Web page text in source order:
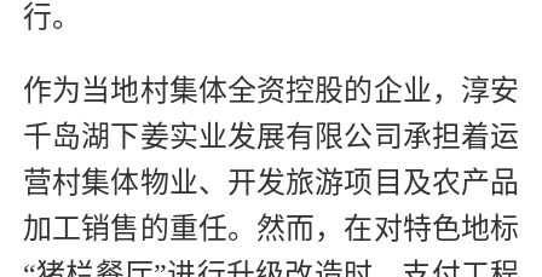
行。
作为当地村集体全资控股的企业，淳安
千岛湖下姜实业发展有限公司承担着运
营村集体物业、开发旅游项目及农产品
加工销售的重任。然而，在对特色地标